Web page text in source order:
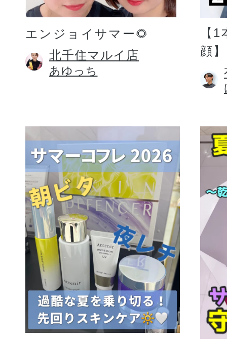
エンジョイサマー🌻
北千住マルイ店
あゆっち
【
顔】